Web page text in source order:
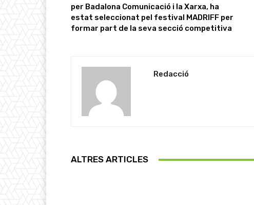
per Badalona Comunicació i la Xarxa, ha
estat seleccionat pel festival MADRIFF per
formar part de la seva secció competitiva
Redacció
ALTRES ARTICLES